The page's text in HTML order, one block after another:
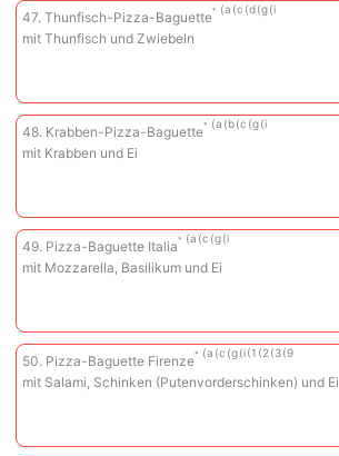
47. Thunfisch-Pizza-Baguette
a c d g i
mit Thunfisch und Zwiebeln
48. Krabben-Pizza-Baguette
a b c g i
mit Krabben und Ei
49. Pizza-Baguette Italia
a c g i
mit Mozzarella, Basilikum und Ei
50. Pizza-Baguette Firenze
a c g i 1 2 3 9
mit Salami, Schinken (Putenvorderschinken) und Ei